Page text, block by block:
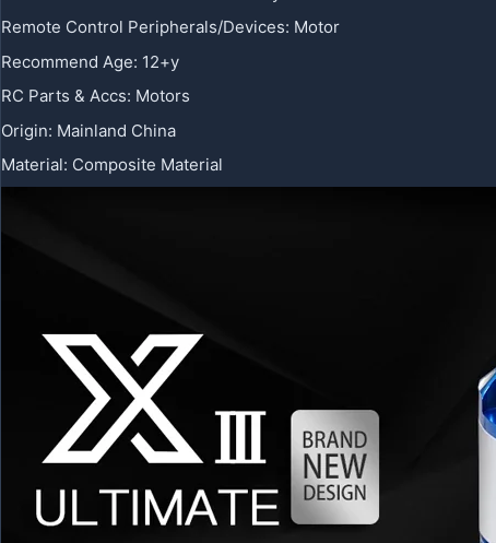
Remote Control Peripherals/Devices: Motor
Recommend Age: 12+y
RC Parts & Accs: Motors
Origin: Mainland China
Material: Composite Material